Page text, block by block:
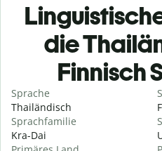
die
Finnisch
Sprache
Thailändisch
Sprachfamilie
Kra-Dai